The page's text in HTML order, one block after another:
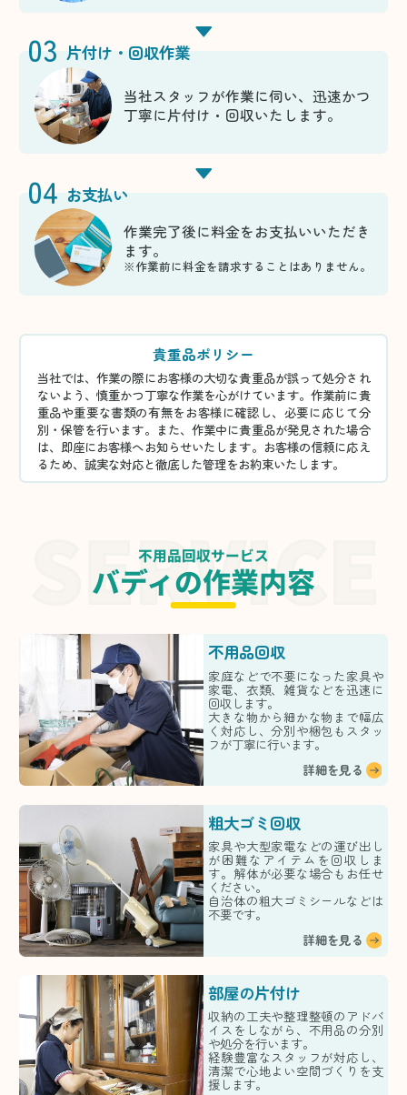
03 片付け・回収作業
当社スタッフが作業に伺い、迅速かつ
丁寧に片付け・回収いたします。
04 お支払い
作業完了後に料金をお支払いいただき
ます。
※作業前に料金を請求することはありません。
貴重品ポリシー
当社では、作業の際にお客様の大切な貴重品が誤って処分され
ないよう、慎重かつ丁寧な作業を心がけています。作業前に貴
重品や重要な書類の有無をお客様に確認し、必要に応じて分
別・保管を行います。また、作業中に貴重品が発見された場合
は、即座にお客様へお知らせいたします。お客様の信頼に応え
るため、誠実な対応と徹底した管理をお約束いたします。
不用品回収サービス
バディの作業内容
不用品回収
家庭などで不要になった家具や
家電、衣類、雑貨などを迅速に
回収します。
大きな物から細かな物まで幅広
く対応し、分別や梱包もスタッ
フが丁寧に行います。
詳細を見る
粗大ゴミ回収
家具や大型家電などの運び出し
が困難なアイテムを回収しま
す。解体が必要な場合もお任せ
ください。
自治体の粗大ゴミシールなどは
不要です。
詳細を見る
部屋の片付け
収納の工夫や整理整頓のアドバ
イスをしながら、不用品の分別
や処分を行います。
経験豊富なスタッフが対応し、
清潔で心地よい空間づくりを支
援します。